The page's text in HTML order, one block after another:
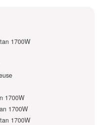
1700W
1700W
1700W
1700W